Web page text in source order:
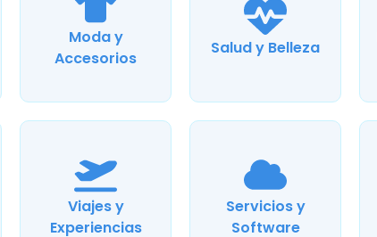
Moda y
Accesorios
Salud y Belleza
Viajes y
Experiencias
Servicios y
Software